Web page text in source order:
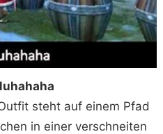
steht auf einem Pfad
in einer verschneiten